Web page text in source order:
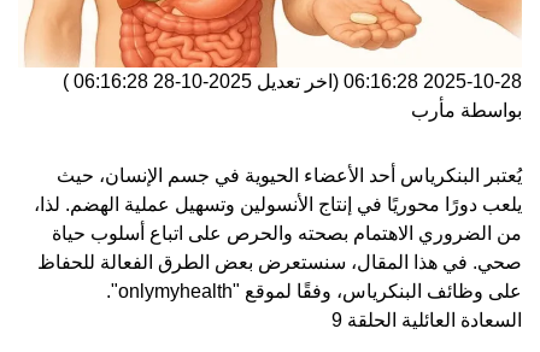
2025-10-28 06:16:28 (اخر تعديل 2025-10-28 06:16:28
)
بواسطة مأرب
يُعتبر البنكرياس أحد الأعضاء الحيوية في جسم الإنسان، حيث
يلعب دورًا محوريًا في إنتاج الأنسولين وتسهيل عملية الهضم. لذا،
من الضروري الاهتمام بصحته والحرص على اتباع أسلوب حياة
صحي. في هذا المقال، سنستعرض بعض الطرق الفعالة للحفاظ
على وظائف البنكرياس، وفقًا لموقع "onlymyhealth".
السعادة العائلية الحلقة 9